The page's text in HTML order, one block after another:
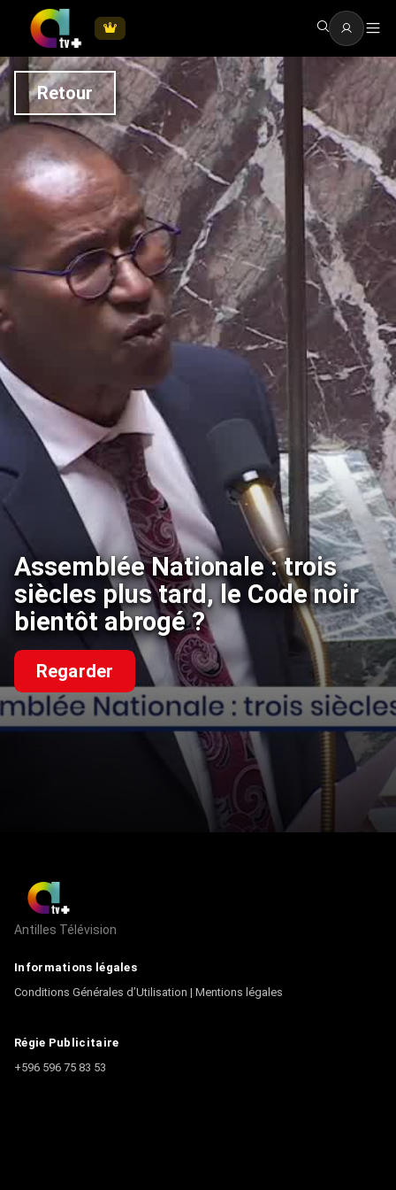
Retour
Assemblée Nationale : trois
siècles plus tard, le Code noir
bientôt abrogé ?
Regarder
Antilles Télévision
Informations légales
Conditions Générales d’Utilisation | Mentions légales
Régie Publicitaire
+596 596 75 83 53